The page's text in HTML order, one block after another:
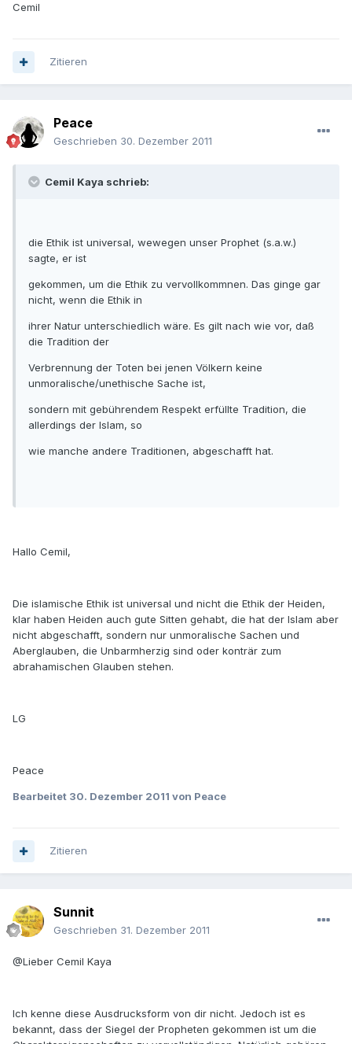
Cemil
Zitieren
Peace
Geschrieben 30. Dezember 2011
Cemil Kaya schrieb:
die Ethik ist universal, wewegen unser Prophet (s.a.w.)
sagte, er ist
gekommen, um die Ethik zu vervollkommnen. Das ginge gar
nicht, wenn die Ethik in
ihrer Natur unterschiedlich wäre. Es gilt nach wie vor, daß
die Tradition der
Verbrennung der Toten bei jenen Völkern keine
unmoralische/unethische Sache ist,
sondern mit gebührendem Respekt erfüllte Tradition, die
allerdings der Islam, so
wie manche andere Traditionen, abgeschafft hat.
Hallo Cemil,
Die islamische Ethik ist universal und nicht die Ethik der Heiden,
klar haben Heiden auch gute Sitten gehabt, die hat der Islam aber
nicht abgeschafft, sondern nur unmoralische Sachen und
Aberglauben, die Unbarmherzig sind oder konträr zum
abrahamischen Glauben stehen.
LG
Peace
Bearbeitet 30. Dezember 2011 von Peace
Zitieren
Sunnit
Geschrieben 31. Dezember 2011
@Lieber Cemil Kaya
Ich kenne diese Ausdrucksform von dir nicht. Jedoch ist es
bekannt, dass der Siegel der Propheten gekommen ist um die